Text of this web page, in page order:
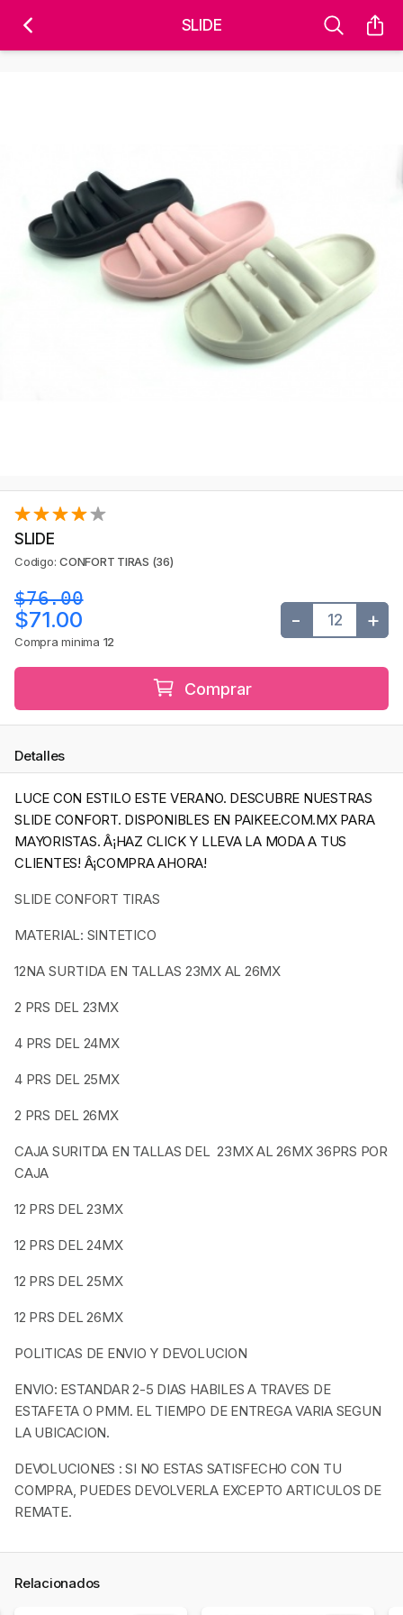
SLIDE
SLIDE
Codigo:CONFORT TIRAS (36)
$76.00
$71.00
Compra minima 12
- +
Comprar
Detalles
LUCE CON ESTILO ESTE VERANO. DESCUBRE NUESTRAS
SLIDE CONFORT. DISPONIBLES EN PAIKEE.COM.MX PARA
MAYORISTAS. Â¡HAZ CLICK Y LLEVA LA MODA A TUS
CLIENTES! Â¡COMPRA AHORA!
SLIDE CONFORT TIRAS
MATERIAL: SINTETICO
12NA SURTIDA EN TALLAS 23MX AL 26MX
2 PRS DEL 23MX
4 PRS DEL 24MX
4 PRS DEL 25MX
2 PRS DEL 26MX
CAJA SURITDA EN TALLAS DEL 23MX AL 26MX 36PRS POR
CAJA
12 PRS DEL 23MX
12 PRS DEL 24MX
12 PRS DEL 25MX
12 PRS DEL 26MX
POLITICAS DE ENVIO Y DEVOLUCION
ENVIO: ESTANDAR 2-5 DIAS HABILES A TRAVES DE
ESTAFETA O PMM. EL TIEMPO DE ENTREGA VARIA SEGUN
LA UBICACION.
DEVOLUCIONES : SI NO ESTAS SATISFECHO CON TU
COMPRA, PUEDES DEVOLVERLA EXCEPTO ARTICULOS DE
REMATE.
Relacionados